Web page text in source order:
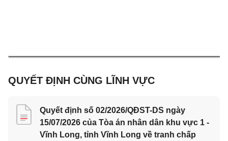
QUYẾT ĐỊNH CÙNG LĨNH VỰC
Quyết định số 02/2026/QĐST-DS ngày
15/07/2026 của Tòa án nhân dân khu vực 1 -
Vĩnh Long, tỉnh Vĩnh Long về tranh chấp